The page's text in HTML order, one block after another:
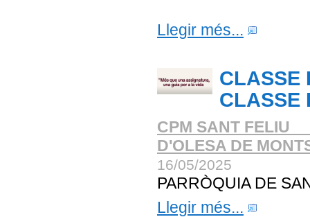
Llegir més...
CLASSE
CLASSE
CPM SANT FELIU
D'OLESA DE
16/05/2025
PARRÒQUIA DE
Llegir més...